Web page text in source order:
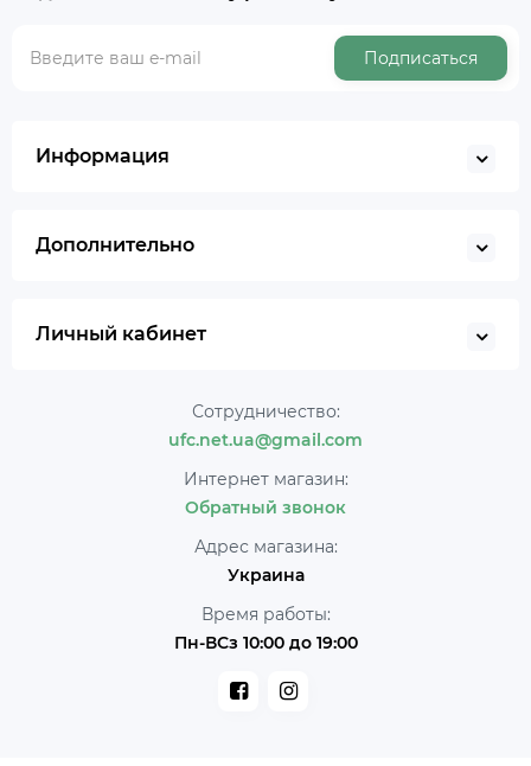
Подписаться
Информация
Дополнительно
Личный кабинет
Сотрудничество:
ufc.net.ua@gmail.com
Интернет магазин:
Обратный звонок
Адрес магазина:
Украина
Время работы:
Пн-ВСз 10:00 до 19:00